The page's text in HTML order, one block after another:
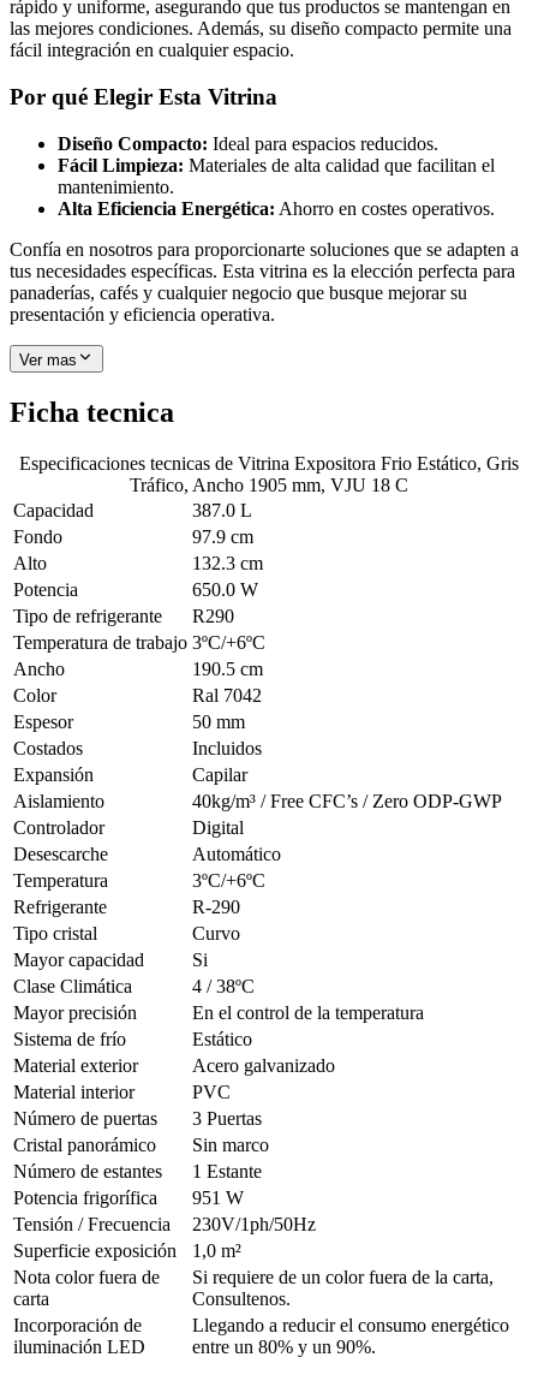
rápido y uniforme, asegurando que tus productos se mantengan en
las mejores condiciones. Además, su diseño compacto permite una
fácil integración en cualquier espacio.
Por qué Elegir Esta Vitrina
Diseño Compacto: Ideal para espacios reducidos.
Fácil Limpieza: Materiales de alta calidad que facilitan el
mantenimiento.
Alta Eficiencia Energética: Ahorro en costes operativos.
Confía en nosotros para proporcionarte soluciones que se adapten a
tus necesidades específicas. Esta vitrina es la elección perfecta para
panaderías, cafés y cualquier negocio que busque mejorar su
presentación y eficiencia operativa.
Ver mas
Ficha tecnica
Especificaciones tecnicas de Vitrina Expositora Frio Estático, Gris
Tráfico, Ancho 1905 mm, VJU 18 C
Capacidad
387.0 L
Fondo
97.9 cm
Alto
132.3 cm
Potencia
650.0 W
Tipo de refrigerante
R290
Temperatura de trabajo 3ºC/+6ºC
Ancho
190.5 cm
Color
Ral 7042
Espesor
50 mm
Costados
Incluidos
Expansión
Capilar
Aislamiento
40kg/m³ / Free CFC’s / Zero ODP-GWP
Controlador
Digital
Desescarche
Automático
Temperatura
3ºC/+6ºC
Refrigerante
R-290
Tipo cristal
Curvo
Mayor capacidad
Si
Clase Climática
4 / 38ºC
Mayor precisión
En el control de la temperatura
Sistema de frío
Estático
Material exterior
Acero galvanizado
Material interior
PVC
Número de puertas
3 Puertas
Cristal panorámico
Sin marco
Número de estantes
1 Estante
Potencia frigorífica
951 W
Tensión / Frecuencia
230V/1ph/50Hz
Superficie exposición
1,0 m²
Nota color fuera de
carta
Si requiere de un color fuera de la carta,
Consultenos.
Incorporación de
iluminación LED
Llegando a reducir el consumo energético
entre un 80% y un 90%.